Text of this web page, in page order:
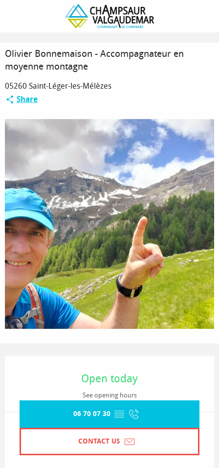
Olivier Bonnemaison - Accompagnateur en moyenne montagne
Olivier Bonnemaison - Accompagnateur en
moyenne montagne
05260 Saint-Léger-les-Mélèzes
Share
Open today
See opening hours
06 70 07 30 ▒▒
CONTACT US